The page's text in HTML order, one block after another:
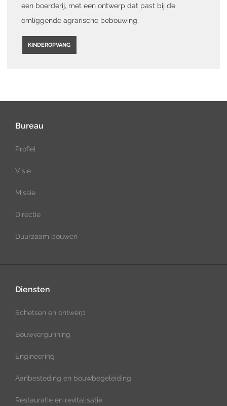
een boerderij, met een ontwerp dat past bij de
omliggende agrarische bebouwing.
KINDEROPVANG
Bureau
Profiel
Visie
Missie
Directie
Duurzaam bouwen
Diensten
Schetsen en ontwerp
Bouwvergunning
Engineering
Aanbesteding en bouwbegeleiding
Restauratie en revitalisatie